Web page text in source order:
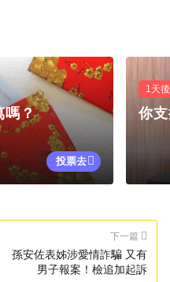
嗎？
投票去
1天
你
下一篇
孫安佐表姊涉愛情詐騙 又有
男子報案！檢追加起訴